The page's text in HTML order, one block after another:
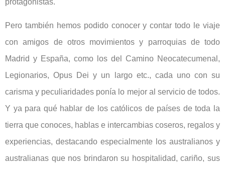
Pero también hemos podido conocer y contar todo le viaje
con amigos de otros movimientos y parroquias de todo
Madrid y España, como los del Camino Neocatecumenal,
Legionarios, Opus Dei y un largo etc., cada uno con su
carisma y peculiaridades ponía lo mejor al servicio de todos.
Y ya para qué hablar de los católicos de países de toda la
tierra que conoces, hablas e intercambias coseros, regalos y
experiencias, destacando especialmente los australianos y
australianas que nos brindaron su hospitalidad, cariño, sus